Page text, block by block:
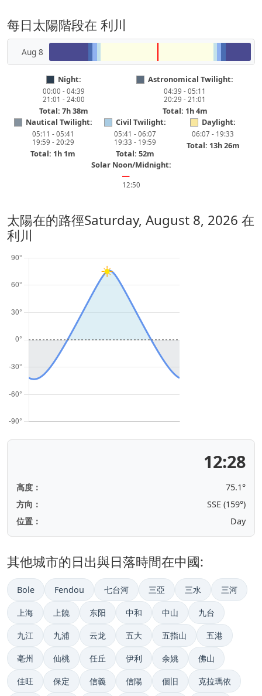
每日太陽階段在 利川
Aug 8
Night:
00:00 - 04:39
21:01 - 24:00
Total: 7h 38m
Astronomical Twilight:
04:39 - 05:11
20:29 - 21:01
Total: 1h 4m
Nautical Twilight:
05:11 - 05:41
19:59 - 20:29
Total: 1h 1m
Civil Twilight:
05:41 - 06:07
19:33 - 19:59
Total: 52m
Daylight:
06:07 - 19:33
Total: 13h 26m
Solar Noon/Midnight:
━
12:50
太陽在的路徑Saturday, August 8, 2026 在
利川
12:28
高度：
75.1°
方向：
SSE (159°)
位置：
Day
其他城市的日出與日落時間在中國:
Bole Fendou 七台河 三亞 三水 三河
上海 上饒 东阳 中和 中山 九台
九江 九浦 云龙 五大 五指山 五港
亳州 仙桃 任丘 伊利 余姚 佛山
佳旺 保定 信義 信陽 個旧 克拉瑪依